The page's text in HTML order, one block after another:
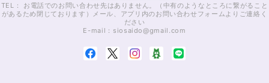
TEL： お電話でのお問い合わせ先はありません。（中有のようなところに繋がること
があるため閉じております）メール、アプリ内のお問い合わせフォームよりご連絡く
ださい
E-mail： siosaido@gmail.com